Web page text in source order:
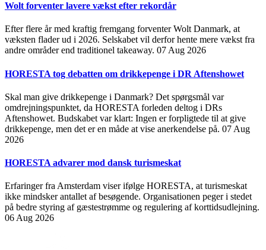
Wolt forventer lavere vækst efter rekordår
Efter flere år med kraftig fremgang forventer Wolt Danmark, at
væksten flader ud i 2026. Selskabet vil derfor hente mere vækst fra
andre områder end traditionel takeaway. 07 Aug 2026
HORESTA tog debatten om drikkepenge i DR Aftenshowet
Skal man give drikkepenge i Danmark? Det spørgsmål var
omdrejningspunktet, da HORESTA forleden deltog i DRs
Aftenshowet. Budskabet var klart: Ingen er forpligtede til at give
drikkepenge, men det er en måde at vise anerkendelse på. 07 Aug
2026
HORESTA advarer mod dansk turismeskat
Erfaringer fra Amsterdam viser ifølge HORESTA, at turismeskat
ikke mindsker antallet af besøgende. Organisationen peger i stedet
på bedre styring af gæstestrømme og regulering af korttidsudlejning.
06 Aug 2026